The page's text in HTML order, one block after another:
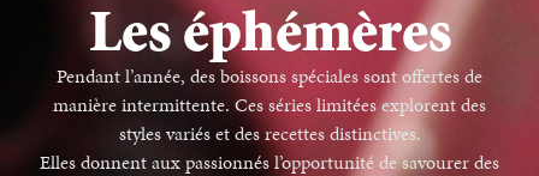
Les éphémères
Pendant l’année, des boissons spéciales sont offertes de
manière intermittente. Ces séries limitées explorent des
styles variés et des recettes distinctives.
Elles donnent aux passionnés l’opportunité de savourer des